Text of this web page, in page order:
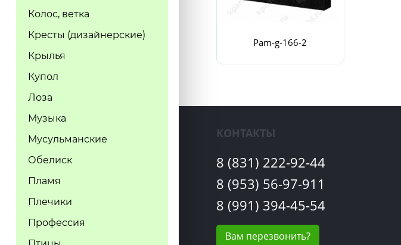
Колос, ветка
Кресты (дизайнерские)
Крылья
Купол
Лоза
Музыка
Мусульманские
Обелиск
Пламя
Плечики
Профессия
Pam-g-166-2
КОНТАКТЫ
8 (831) 222-92-44
8 (953) 56-97-911
8 (991) 394-45-54
Вам перезвонить?